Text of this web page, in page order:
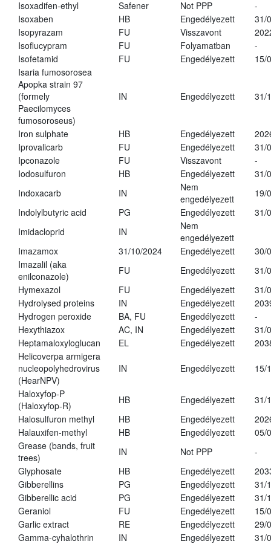
Isoxadifen-ethyl
Safener Not PPP
-
Isoxaben
HB Engedélyezett
31/
Isopyrazam
FU Visszavont
Isoflucypram
FU Folyamatban
-
Isofetamid
FU Engedélyezett
15/
Isaria fumosorosea
Apopka strain 97
(formely
Paecilomyces
fumosoroseus)
IN Engedélyezett 31/
Iron sulphate HB Engedélyezett
Iprovalicarb
FU Engedélyezett
31/
Ipconazole
FU Visszavont
-
Iodosulfuron
HB Engedélyezett
31/
Indoxacarb
IN
Nem
engedélyezett
19/
Indolylbutyric acid
PG Engedélyezett
31/
Imidacloprid
IN
Nem
engedélyezett
Imazamox
31/10/2024 Engedélyezett
30/
Imazalil (aka
enilconazole)
FU Engedélyezett
31/
Hymexazol
FU Engedélyezett
31/
Hydrolysed proteins
IN Engedélyezett
Hydrogen peroxide
BA, FU Engedélyezett
-
Hexythiazox
AC, IN Engedélyezett
31/
Heptamaloxyloglucan
EL Engedélyezett
Helicoverpa armigera
nucleopolyhedrovirus
(HearNPV)
IN Engedélyezett 15/
Haloxyfop-P
(Haloxyfop-R)
HB Engedélyezett
31/
Halosulfuron methyl
HB Engedélyezett
Halauxifen-methyl
HB Engedélyezett
05/
Grease (bands, fruit
trees)
IN Not PPP
-
Glyphosate
HB Engedélyezett
Gibberellins
PG Engedélyezett
31/
Gibberellic acid
PG Engedélyezett
31/
Geraniol
FU Engedélyezett
15/
Garlic extract
RE Engedélyezett
29/
Gamma-cyhalothrin
IN Engedélyezett
31/